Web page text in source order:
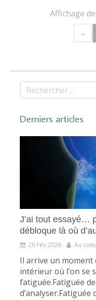
Affichage
Rechercher
Derniers articles
J’ai tout essayé…
débloque là où
26 Fév 2026 Au
Il arrive un moment
intérieur où l’on se
fatiguée.Fatiguée
d’analyser.Fatiguée